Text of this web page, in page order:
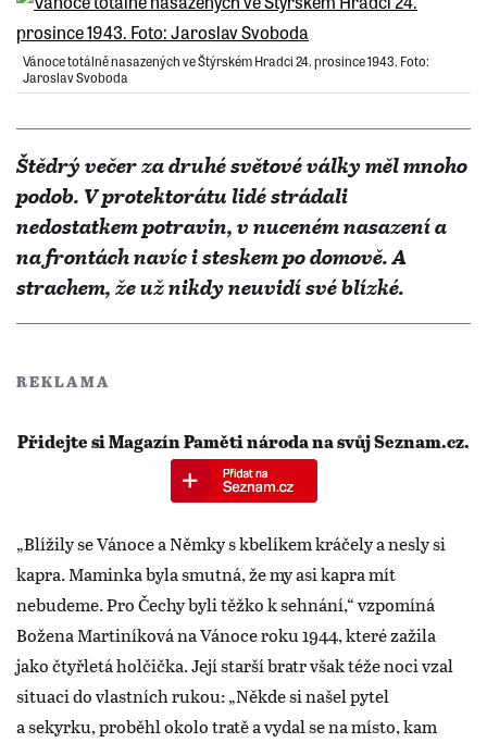
Vánoce totálně nasazených ve Štýrském Hradci 24. prosince 1943. Foto:
Jaroslav Svoboda
Štědrý večer za druhé světové války měl mnoho
podob. V protektorátu lidé strádali
nedostatkem potravin, v nuceném nasazení a
na frontách navíc i steskem po domově. A
strachem, že už nikdy neuvidí své blízké.
REKLAMA
Přidejte si Magazín Paměti národa na svůj Seznam.cz.
„Blížily se Vánoce a Němky s kbelíkem kráčely a nesly si
kapra. Maminka byla smutná, že my asi kapra mít
nebudeme. Pro Čechy byli těžko k sehnání,“ vzpomíná
Božena Martiníková na Vánoce roku 1944, které zažila
jako čtyřletá holčička. Její starší bratr však téže noci vzal
situaci do vlastních rukou: „Někde si našel pytel
a sekyrku, proběhl okolo tratě a vydal se na místo, kam